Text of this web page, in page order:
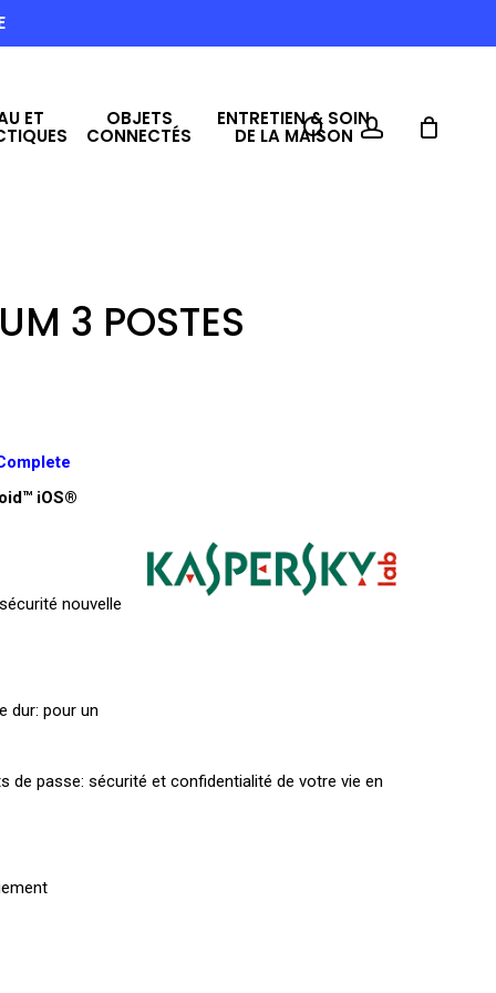
ET OBJETS
CONNECTÉS
ENTRETIEN & SOIN
DE LA MAISONsearchaccount
3 POSTES
iOS®
nouvelle
dur: pour un
de passe: sécurité et confidentialité de votre vie en